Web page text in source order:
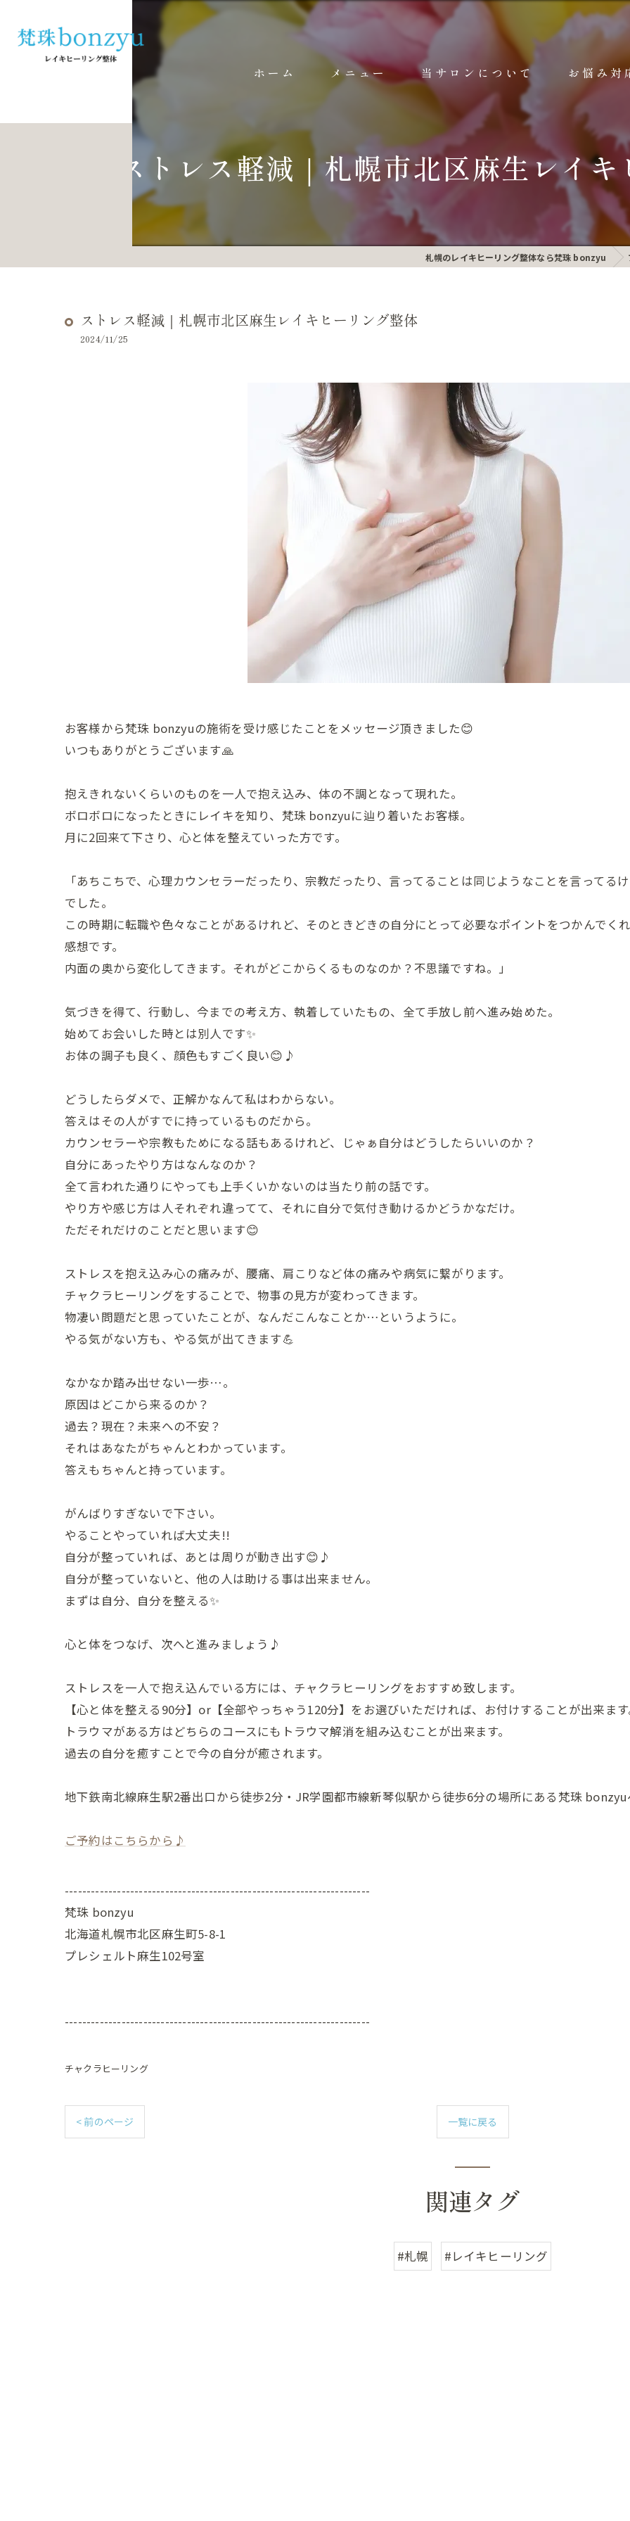
ホーム メニュー
レイキヒーリング整体 詳細
ヘッドマッサージ 詳細
耳つぼマッサージ 詳細
ハンドマッサージ 詳細
影響を受けやすい方へ
クンダリーニレイキ 詳細
レイキ伝授 詳細
遠隔ヒーリング 詳細
当サロンについて
ごあいさつ
レイキとは？
10代サポート
空間で整う
お悩み対
ストレス軽減｜札幌市北区麻生レイ
札幌のレイキヒーリング整体なら梵珠 bonzyu
ストレス軽減｜札幌市北区麻生レイキヒーリング整体
2024/11/25
お客様から梵珠 bonzyuの施術を受け感じたことをメッセージ頂きました😊
いつもありがとうございます🙏
抱えきれないくらいのものを一人で抱え込み、体の不調となって現れた。
ボロボロになったときにレイキを知り、梵珠 bonzyuに辿り着いたお客様。
月に2回来て下さり、心と体を整えていった方です。
「あちこちで、心理カウンセラーだったり、宗教だったり、言ってることは同じようなことを言ってる
でした。
この時期に転職や色々なことがあるけれど、そのときどきの自分にとって必要なポイントをつかんでく
感想です。
内面の奥から変化してきます。それがどこからくるものなのか？不思議ですね。」
気づきを得て、行動し、今までの考え方、執着していたもの、全て手放し前へ進み始めた。
始めてお会いした時とは別人です✨
お体の調子も良く、顔色もすごく良い😊♪
どうしたらダメで、正解かなんて私はわからない。
答えはその人がすでに持っているものだから。
カウンセラーや宗教もためになる話もあるけれど、じゃぁ自分はどうしたらいいのか？
自分にあったやり方はなんなのか？
全て言われた通りにやっても上手くいかないのは当たり前の話です。
やり方や感じ方は人それぞれ違ってて、それに自分で気付き動けるかどうかなだけ。
ただそれだけのことだと思います😊
ストレスを抱え込み心の痛みが、腰痛、肩こりなど体の痛みや病気に繋がります。
チャクラヒーリングをすることで、物事の見方が変わってきます。
物凄い問題だと思っていたことが、なんだこんなことか…というように。
やる気がない方も、やる気が出てきます💪
なかなか踏み出せない一歩…。
原因はどこから来るのか？
過去？現在？未来への不安？
それはあなたがちゃんとわかっています。
答えもちゃんと持っています。
がんばりすぎないで下さい。
やることやっていれば大丈夫!!
自分が整っていれば、あとは周りが動き出す😊♪
自分が整っていないと、他の人は助ける事は出来ません。
まずは自分、自分を整える✨
心と体をつなげ、次へと進みましょう♪
ストレスを一人で抱え込んでいる方には、チャクラヒーリングをおすすめ致します。
【心と体を整える90分】or【全部やっちゃう120分】をお選びいただければ、お付けすることが出来ます
トラウマがある方はどちらのコースにもトラウマ解消を組み込むことが出来ます。
過去の自分を癒すことで今の自分が癒されます。
地下鉄南北線麻生駅2番出口から徒歩2分・JR学園都市線新琴似駅から徒歩6分の場所にある梵珠 bonzyu
ご予約はこちらから♪
----------------------------------------------------------------------
梵珠 bonzyu
北海道札幌市北区麻生町5-8-1
プレシェルト麻生102号室
----------------------------------------------------------------------
チャクラヒーリング
< 前のページ 一覧に戻る
関連タグ
#札幌 #レイキヒーリング
今日の疲れをそっと手放す時間を🌿
ピンときた方ご予約を♪
LINEで癒しを受け取る